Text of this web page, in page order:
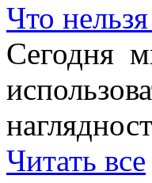
Что
Сегодня
Читать все